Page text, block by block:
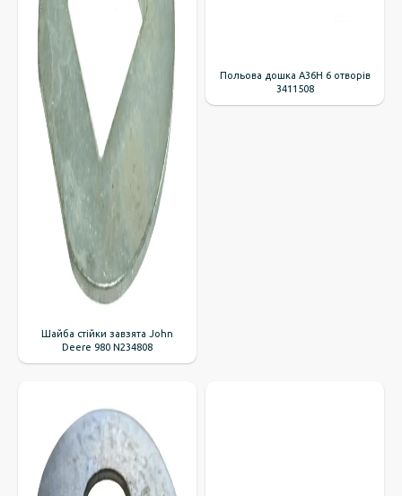
Шайба стійки завзята John
Deere 980 N234808
Польова дошка A36H 6 отворів
3411508